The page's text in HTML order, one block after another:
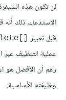
لن تكون هذه
الاستدعاء، ذلك
قبل تعبير
عملية التنظيف
رغم أن الأفضل هو
وظيفته الأساسية.